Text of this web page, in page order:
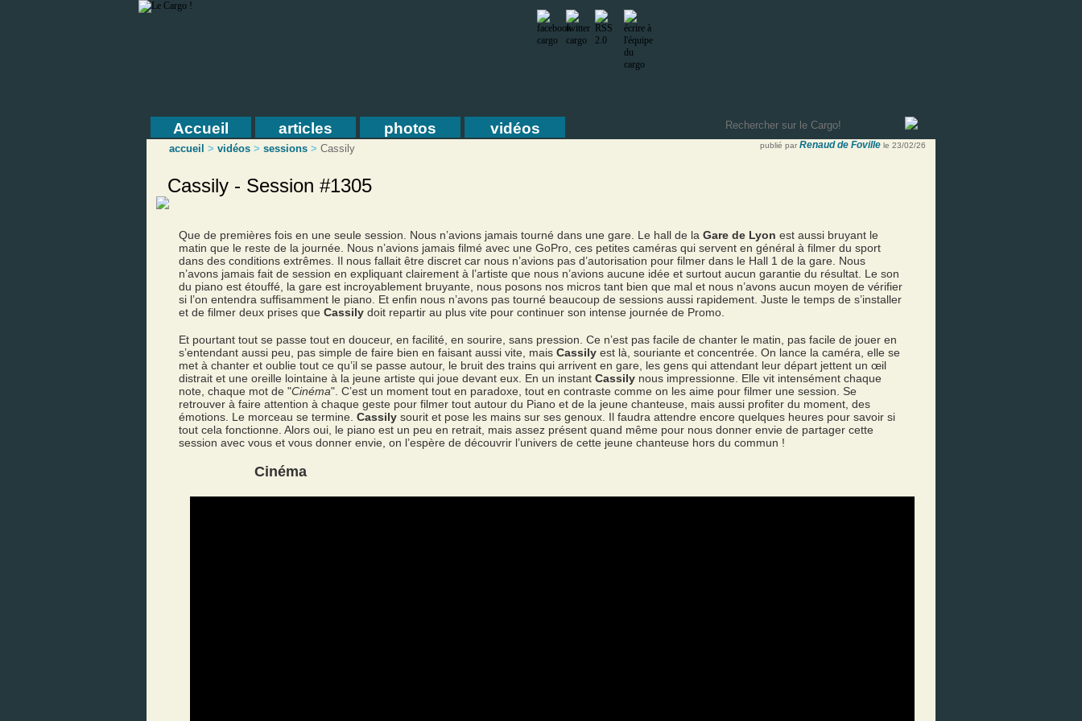
Accueil articles photos vidéos
accueil > vidéos > sessions > Cassily publié par Renaud de Foville le 23/02/26
Cassily - Session #1305
Que de premières fois en une seule session. Nous n’avions jamais tourné dans une gare. Le hall de la Gare de Lyon est aussi bruyant le
matin que le reste de la journée. Nous n’avions jamais filmé avec une GoPro, ces petites caméras qui servent en général à filmer du sport
dans des conditions extrêmes. Il nous fallait être discret car nous n’avions pas d’autorisation pour filmer dans le Hall 1 de la gare. Nous
n’avons jamais fait de session en expliquant clairement à l’artiste que nous n’avions aucune idée et surtout aucun garantie du résultat. Le son
du piano est étouffé, la gare est incroyablement bruyante, nous posons nos micros tant bien que mal et nous n’avons aucun moyen de vérifier
si l’on entendra suffisamment le piano. Et enfin nous n’avons pas tourné beaucoup de sessions aussi rapidement. Juste le temps de s’installer
et de filmer deux prises que Cassily doit repartir au plus vite pour continuer son intense journée de Promo.
Et pourtant tout se passe tout en douceur, en facilité, en sourire, sans pression. Ce n’est pas facile de chanter le matin, pas facile de jouer en
s’entendant aussi peu, pas simple de faire bien en faisant aussi vite, mais Cassily est là, souriante et concentrée. On lance la caméra, elle se
met à chanter et oublie tout ce qu’il se passe autour, le bruit des trains qui arrivent en gare, les gens qui attendant leur départ jettent un œil
distrait et une oreille lointaine à la jeune artiste qui joue devant eux. En un instant Cassily nous impressionne. Elle vit intensément chaque
note, chaque mot de "Cinéma". C’est un moment tout en paradoxe, tout en contraste comme on les aime pour filmer une session. Se
retrouver à faire attention à chaque geste pour filmer tout autour du Piano et de la jeune chanteuse, mais aussi profiter du moment, des
émotions. Le morceau se termine. Cassily sourit et pose les mains sur ses genoux. Il faudra attendre encore quelques heures pour savoir si
tout cela fonctionne. Alors oui, le piano est un peu en retrait, mais assez présent quand même pour nous donner envie de partager cette
session avec vous et vous donner envie, on l’espère de découvrir l’univers de cette jeune chanteuse hors du commun !
Cinéma